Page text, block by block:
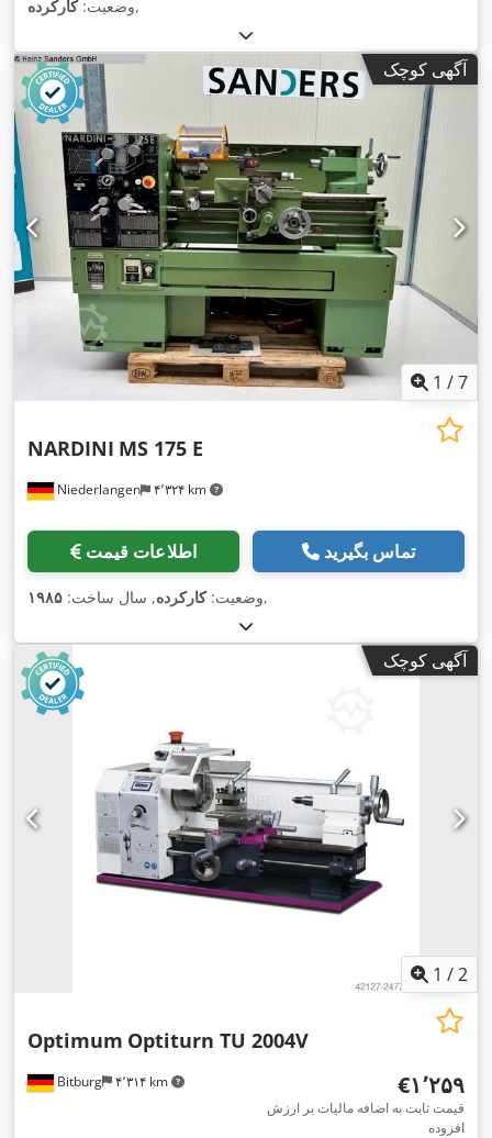
وضعیت:کارکرده ,
آگهی کوچک
1 /7
Niederlangen ۴٬۳۲۴ km
NARDINI MS 175 E
اطلاعات قیمت تماس بگیرید
وضعیت:کارکرده, سال ساخت: ۱۹۸۵ ,
آگهی کوچک
1 /2
Bitburg ۴٬۳۱۴ km
Optimum Optiturn TU 2004V
‎€۱٬۲۵۹
قیمت ثابت به اضافه مالیات بر ارزش
افزوده